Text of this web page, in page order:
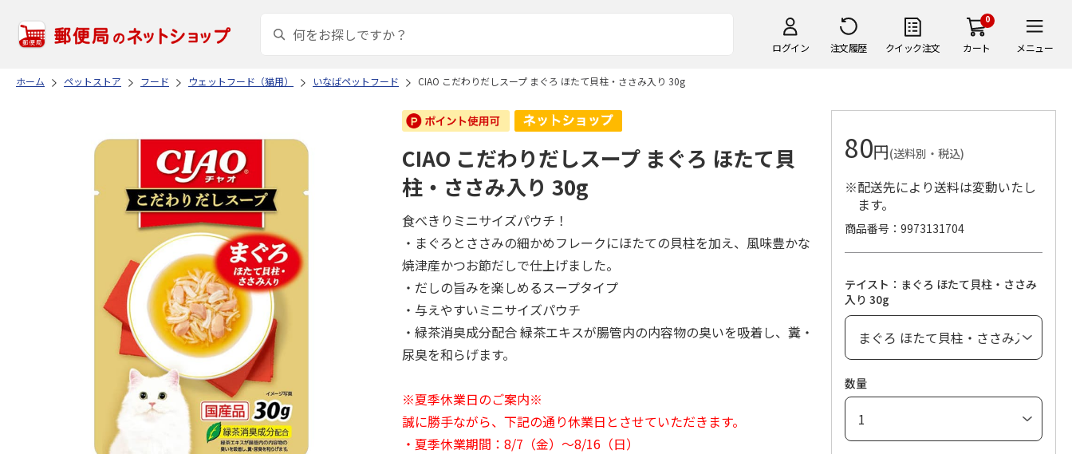
ログイン 注文履歴 クイック注文
0
カート メニュー
ホーム ペットストア フード ウェットフード（猫用） いなばペットフード CIAO こだわりだしスープ まぐろ ほたて貝柱・ささみ入り 30g
CIAO こだわりだしスープ まぐろ ほたて貝
柱・ささみ入り 30g
食べきりミニサイズパウチ！
・まぐろとささみの細かめフレークにほたての貝柱を加え、風味豊かな
焼津産かつお節だしで仕上げました。
・だしの旨みを楽しめるスープタイプ
・与えやすいミニサイズパウチ
・緑茶消臭成分配合 緑茶エキスが腸管内の内容物の臭いを吸着し、糞・
尿臭を和らげます。
※夏季休業日のご案内※
誠に勝手ながら、下記の通り休業日とさせていただきます。
・夏季休業期間：8/7（金）～8/16（日）
80円(送料別・税込)
※配送先により送料は変動いたし
ます。
商品番号 9973131704
テイスト：まぐろ ほたて貝柱・ささみ
入り 30g
数量